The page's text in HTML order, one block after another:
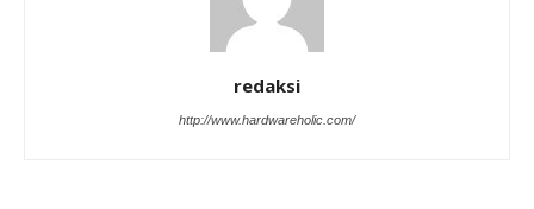
redaksi
http://www.hardwareholic.com/